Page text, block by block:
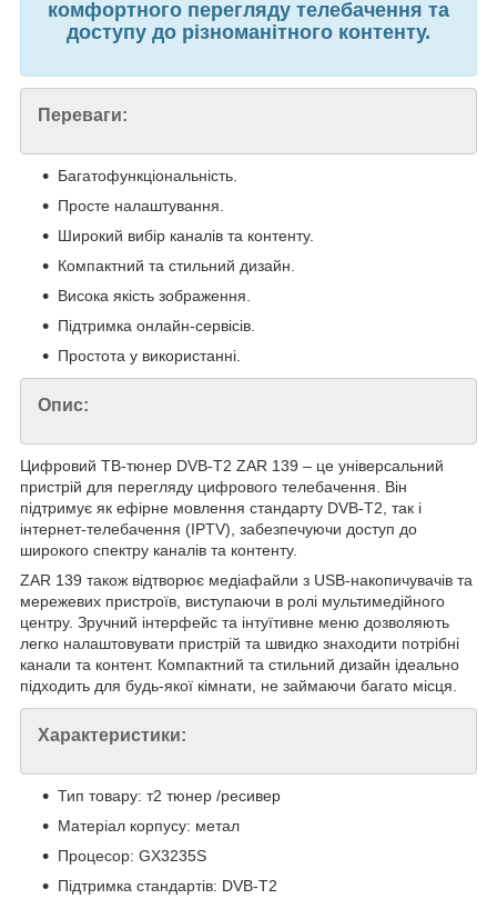
комфортного перегляду телебачення та
доступу до різноманітного контенту.
Переваги:
Багатофункціональність.
Просте налаштування.
Широкий вибір каналів та контенту.
Компактний та стильний дизайн.
Висока якість зображення.
Підтримка онлайн-сервісів.
Простота у використанні.
Опис:
Цифровий ТВ-тюнер DVB-T2 ZAR 139 – це універсальний
пристрій для перегляду цифрового телебачення. Він
підтримує як ефірне мовлення стандарту DVB-T2, так і
інтернет-телебачення (IPTV), забезпечуючи доступ до
широкого спектру каналів та контенту.
ZAR 139 також відтворює медіафайли з USB-накопичувачів та
мережевих пристроїв, виступаючи в ролі мультимедійного
центру. Зручний інтерфейс та інтуїтивне меню дозволяють
легко налаштовувати пристрій та швидко знаходити потрібні
канали та контент. Компактний та стильний дизайн ідеально
підходить для будь-якої кімнати, не займаючи багато місця.
Характеристики:
Тип товару: т2 тюнер /ресивер
Матеріал корпусу: метал
Процесор: GX3235S
Підтримка стандартів: DVB-Т2